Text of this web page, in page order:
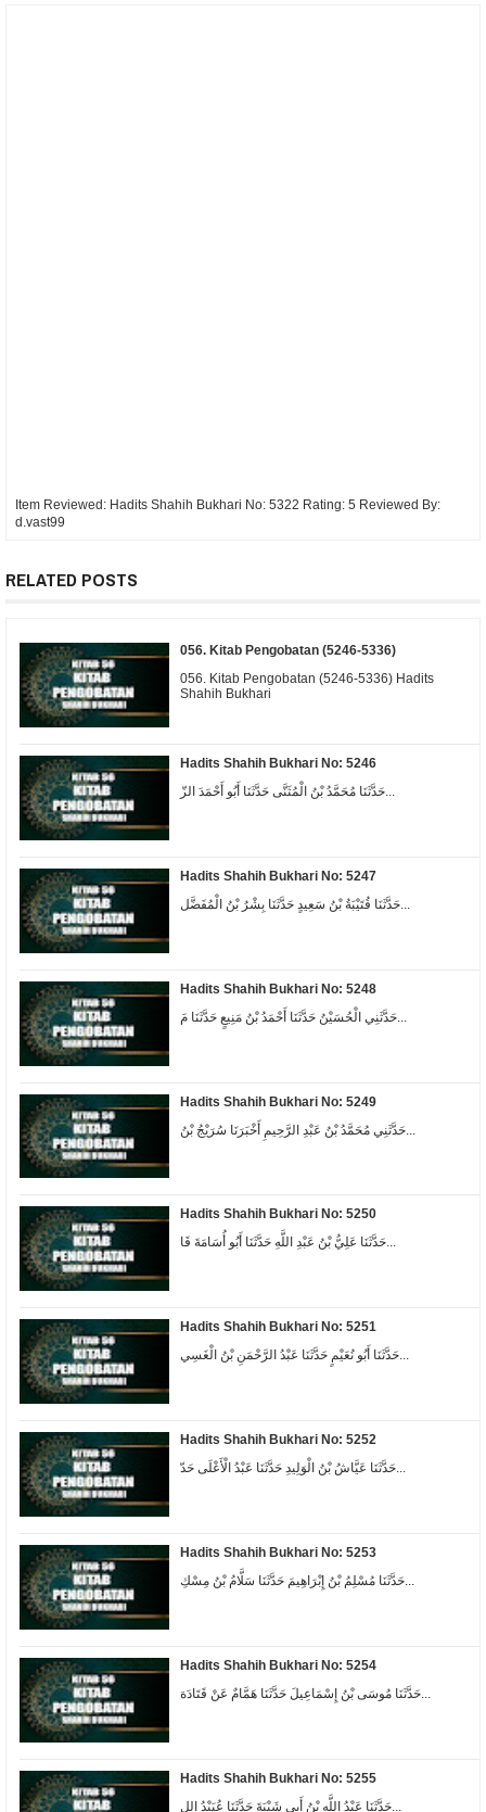
Item Reviewed: Hadits Shahih Bukhari No: 5322 Rating: 5 Reviewed By:
d.vast99
RELATED POSTS
056. Kitab Pengobatan (5246-5336)
056. Kitab Pengobatan (5246-5336) Hadits
Shahih Bukhari
Hadits Shahih Bukhari No: 5246
حَدَّثَنَا مُحَمَّدُ بْنُ الْمُثَنَّى حَدَّثَنَا أَبُو أَحْمَدَ الزّ...
Hadits Shahih Bukhari No: 5247
حَدَّثَنَا قُتَيْبَةُ بْنُ سَعِيدٍ حَدَّثَنَا بِشْرُ بْنُ الْمُفَضَّل...
Hadits Shahih Bukhari No: 5248
Hadits Shahih Bukhari No: 5249
Hadits Shahih Bukhari No: 5250
حَدَّثَنَا عَلِيُّ بْنُ عَبْدِ اللَّهِ حَدَّثَنَا أَبُو أُسَامَةَ قَا...
Hadits Shahih Bukhari No: 5251
حَدَّثَنَا أَبُو نُعَيْمٍ حَدَّثَنَا عَبْدُ الرَّحْمَنِ بْنُ الْغَسِي...
Hadits Shahih Bukhari No: 5252
حَدَّثَنَا عَيَّاشُ بْنُ الْوَلِيدِ حَدَّثَنَا عَبْدُ الْأَعْلَى حَدّ...
Hadits Shahih Bukhari No: 5253
حَدَّثَنَا مُسْلِمُ بْنُ إِبْرَاهِيمَ حَدَّثَنَا سَلَّامُ بْنُ مِسْكِ...
Hadits Shahih Bukhari No: 5254
Hadits Shahih Bukhari No: 5255